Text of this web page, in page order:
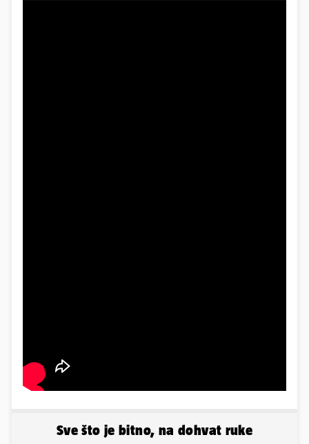
Sve što je bitno, na dohvat ruke